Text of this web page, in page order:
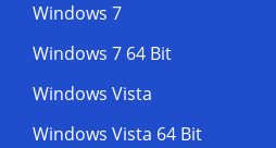
Windows 7
Windows 7 64 Bit
Windows Vista
Windows Vista 64 Bit